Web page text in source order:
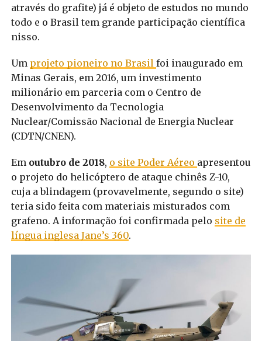
através do grafite) já é objeto de estudos no mundo
todo e o Brasil tem grande participação científica
nisso.
Um projeto pioneiro no Brasil foi inaugurado em
Minas Gerais, em 2016, um investimento
milionário em parceria com o Centro de
Desenvolvimento da Tecnologia
Nuclear/Comissão Nacional de Energia Nuclear
(CDTN/CNEN).
Em outubro de 2018, o site Poder Aéreo apresentou
o projeto do helicóptero de ataque chinês Z-10,
cuja a blindagem (provavelmente, segundo o site)
teria sido feita com materiais misturados com
grafeno. A informação foi confirmada pelo site de
língua inglesa Jane’s 360.